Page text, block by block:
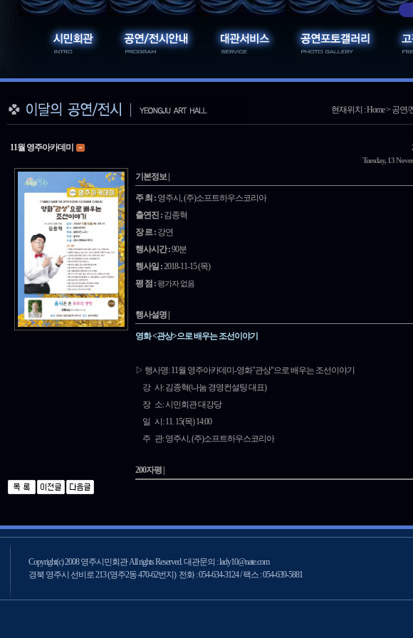
현재위치 : Home > 공연/
11월 영주아카데미
Tuesday, 13
기본정보 |
주 최 : 영주시, (주)소프트하우스코리아
출연진 : 김종혁
장 르 : 강연
행사시간 :90분
행사일 :2018-11-15 (목)
평 점 :평가자 없음
행사설명 |
영화 <관상>으로 배우는 조선이야기
▷ 행사명: 11월 영주아카데미-영화"관상"으로 배우는 조선이야기
강 사: 김종혁(나눔 경영컨설팅 대표)
장 소: 시민회관 대강당
일 시: 11. 15(목) 14:00
주 관: 영주시, (주)소프트하우스코리아
200자평 |
Copyright(c) 2008 영주시민회관 All rights Reserved. 대관문의 : lady10@nate.com
경북 영주시 선비로 213 (영주2동 470-62번지) 전화 : 054-634-3124 / 팩스 : 054-639-5881